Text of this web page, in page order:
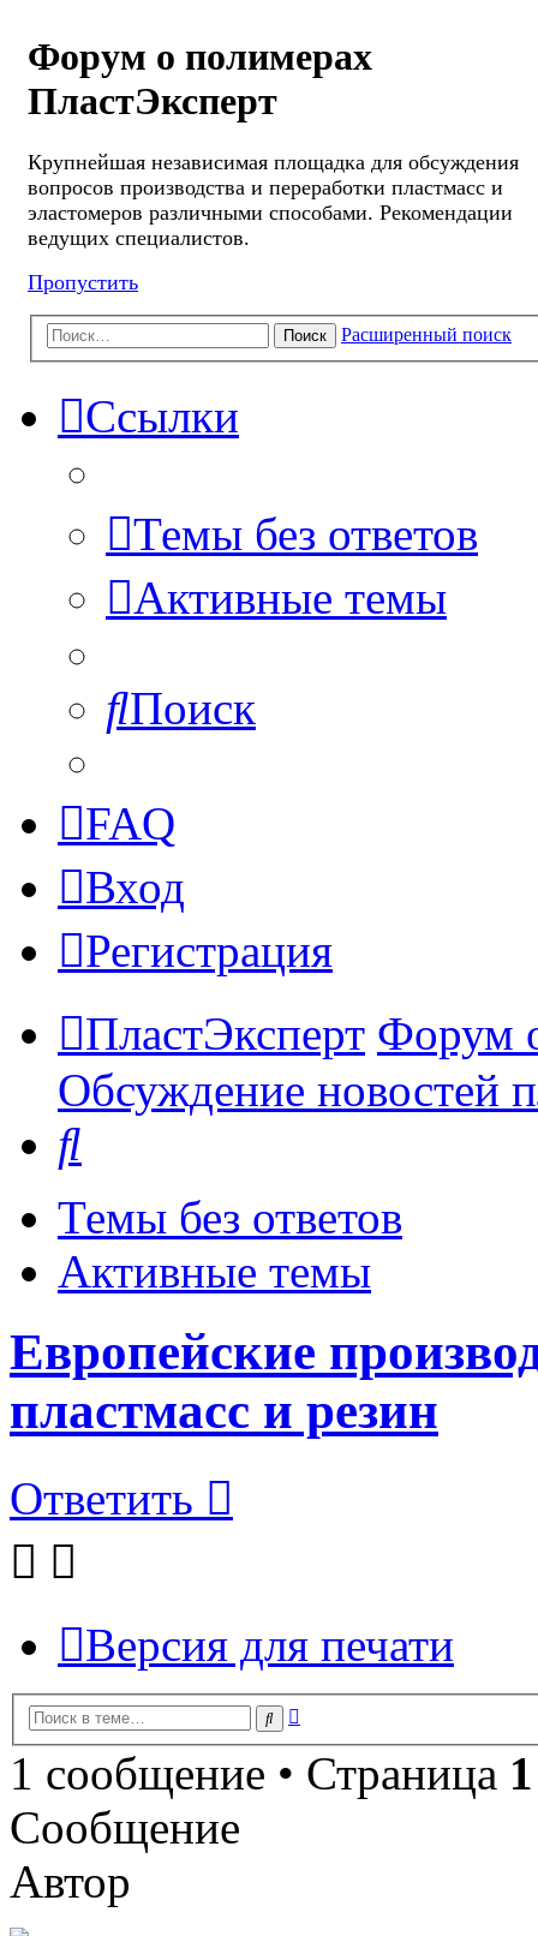
Форум о полимерах
ПластЭксперт
Крупнейшая независимая площадка для обсуждения
вопросов производства и переработки пластмасс и
эластомеров различными способами. Рекомендации
ведущих специалистов.
Пропустить
Поиск Расширенный поиск
Ссылки
Темы без ответов
Активные темы
Поиск
FAQ
Вход
Регистрация
ПластЭксперт Форум
Обсуждение новостей
Темы без ответов
Активные темы
Европейские
пластмасс и резин
Ответить
Версия для печати
Поиск
1 сообщение • Страница 1
Сообщение
Автор